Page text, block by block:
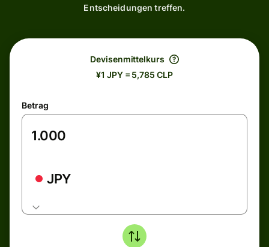
Entscheidungen treffen.
Devisenmittelkurs
¥1 JPY = 5,785 CLP
Betrag
JPY